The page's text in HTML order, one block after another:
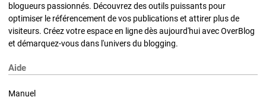
blogueurs passionnés. Découvrez des outils puissants pour
optimiser le référencement de vos publications et attirer plus de
visiteurs. Créez votre espace en ligne dès aujourd'hui avec OverBlog
et démarquez-vous dans l'univers du blogging.
Aide
Manuel